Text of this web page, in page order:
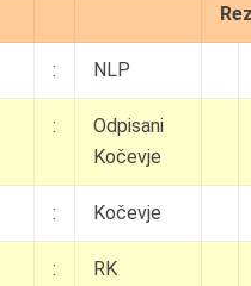
: NLP
:
Odpisani
Kočevje
: Kočevje
:
RK